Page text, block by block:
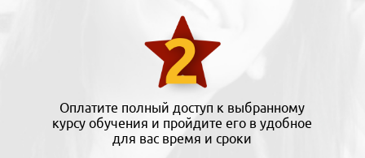
Оплатите полный доступ к выбранному
курсу обучения и пройдите его в удобное
для вас время и сроки